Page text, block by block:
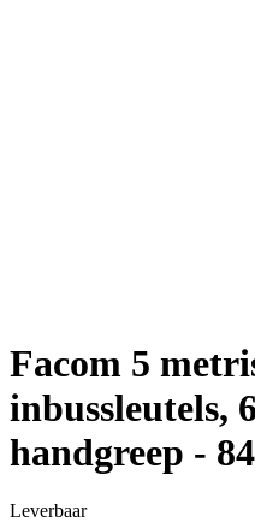
Facom 5
inbussleutels,
handgreep -
Leverbaar